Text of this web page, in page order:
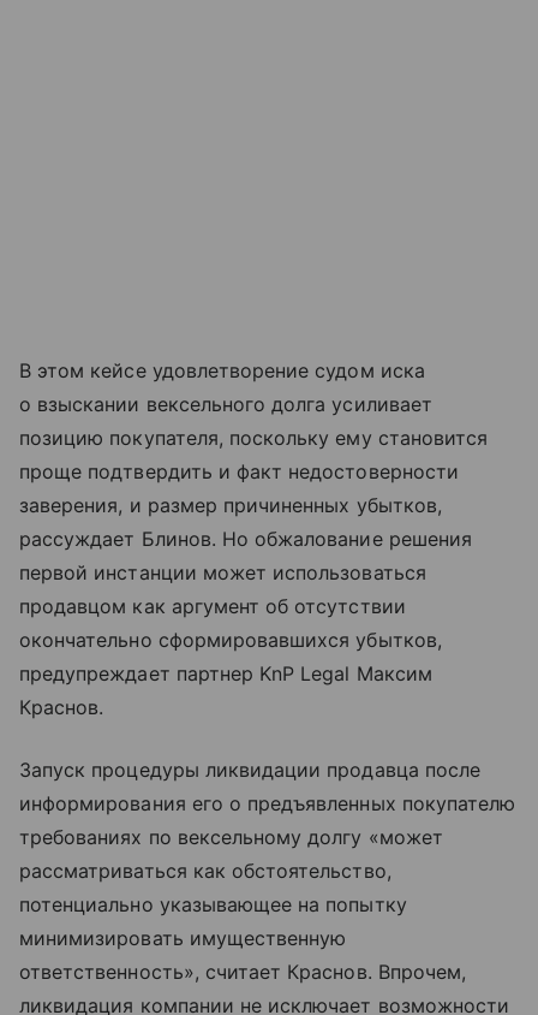
В этом кейсе удовлетворение судом иска
о взыскании вексельного долга усиливает
позицию покупателя, поскольку ему становится
проще подтвердить и факт недостоверности
заверения, и размер причиненных убытков,
рассуждает Блинов. Но обжалование решения
первой инстанции может использоваться
продавцом как аргумент об отсутствии
окончательно сформировавшихся убытков,
предупреждает партнер KnP Legal Максим
Краснов.
Запуск процедуры ликвидации продавца после
информирования его о предъявленных покупателю
требованиях по вексельному долгу «может
рассматриваться как обстоятельство,
потенциально указывающее на попытку
минимизировать имущественную
ответственность», считает Краснов. Впрочем,
ликвидация компании не исключает возможности